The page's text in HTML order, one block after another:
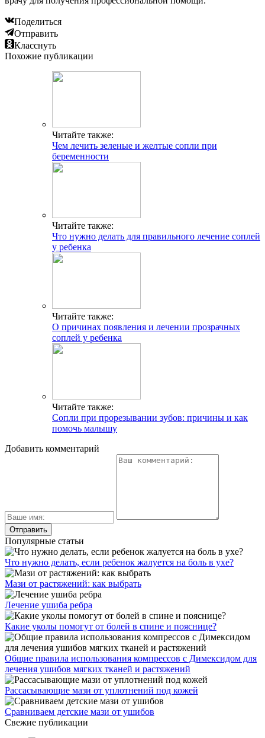
Поделиться
Отправить
Класснуть
Похожие публикации
Читайте также:
Чем лечить зеленые и желтые сопли при
беременности
Читайте также:
Что нужно делать для правильного лечение соплей
у ребенка
Читайте также:
О причинах появления и лечении прозрачных
соплей у ребенка
Читайте также:
Сопли при прорезывании зубов: причины и как
помочь малышу
Добавить комментарий
Популярные статьи
Что нужно делать, если ребенок жалуется на боль в ухе?
Мази от растяжений: как выбрать
Лечение ушиба ребра
Какие уколы помогут от болей в спине и пояснице?
Общие правила использования компрессов с Димексидом для
лечения ушибов мягких тканей и растяжений
Рассасывающие мази от уплотнений под кожей
Сравниваем детские мази от ушибов
Свежие публикации